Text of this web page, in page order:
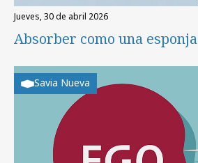
jueves, 30 de abril 2026
Absorber como una esponja
Savia Nueva